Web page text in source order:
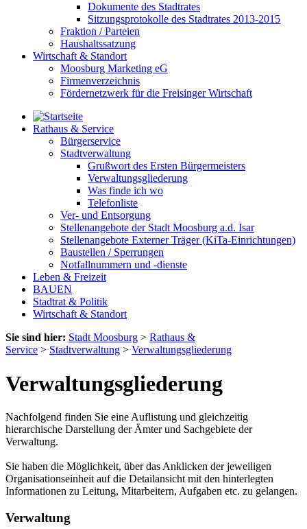
Dokumente des Stadtrates
Sitzungsprotokolle des Stadtrates 2013-2015
Fraktion / Parteien
Haushaltssatzung
Wirtschaft & Standort
Moosburg Marketing eG
Firmenverzeichnis
Fördernetzwerk für die Freisinger Wirtschaft
Rathaus & Service
Bürgerservice
Stadtverwaltung
Grußwort des Ersten Bürgermeisters
Verwaltungsgliederung
Was finde ich wo
Telefonliste
Ver- und Entsorgung
Stellenangebote der Stadt Moosburg a.d. Isar
Stellenangebote Externer Träger (KiTa-Einrichtungen)
Baustellen / Sperrungen
Notfallnummern und -dienste
Leben & Freizeit
BAUEN
Stadtrat & Politik
Wirtschaft & Standort
Sie sind hier: Stadt Moosburg > Rathaus &
Service > Stadtverwaltung > Verwaltungsgliederung
Verwaltungsgliederung
Nachfolgend finden Sie eine Auflistung und gleichzeitig
hierarchische Darstellung der Ämter und Sachgebiete der
Verwaltung.
Sie haben die Möglichkeit, über das Anklicken der jeweiligen
Organisationseinheit auf die Detailansicht mit den hinterlegten
Informationen zu Leitung, Mitarbeitern, Aufgaben etc. zu gelangen.
Verwaltung